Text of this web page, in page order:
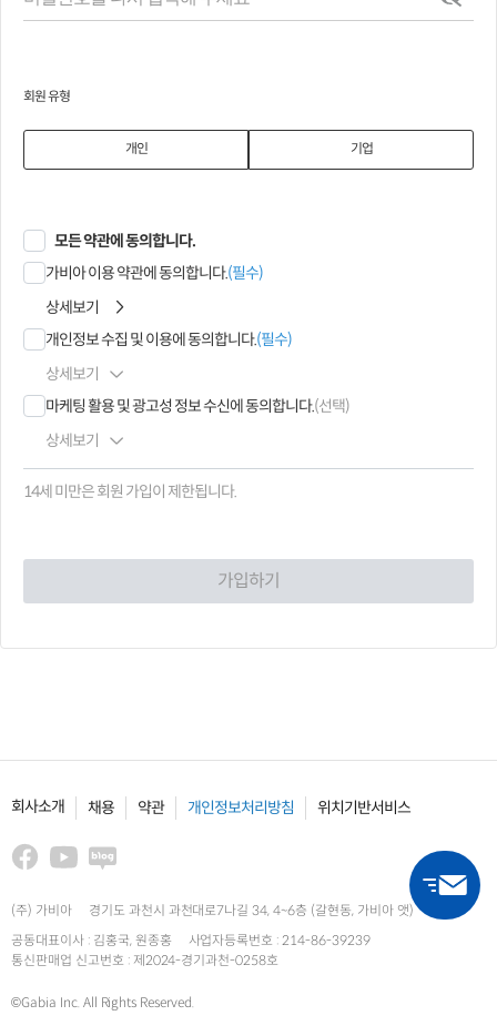
회원 유형
개인 기업
모든 약관에 동의합니다.
가비아 이용 약관에 동의합니다.(필수)
상세보기
개인정보 수집 및 이용에 동의합니다.(필수)
상세보기
마케팅 활용 및 광고성 정보 수신에 동의합니다.(선택)
상세보기
14세 미만은 회원 가입이 제한됩니다.
가입하기
회사소개 채용 약관 개인정보처리방침 위치기반서비스
(주) 가비아
경기도 과천시 과천대로7나길 34, 4~6층 (갈현동, 가비아 앳)
공동대표이사 : 김홍국, 원종홍
사업자등록번호 : 214-86-39239
통신판매업 신고번호 : 제2024-경기과천-0258호
©Gabia Inc. All Rights Reserved.